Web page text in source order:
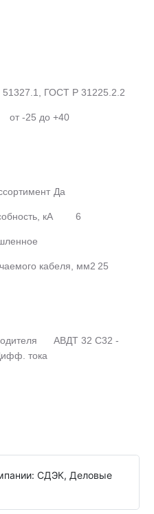
ГОСТ Р 31225.2.2
от -25 до +40
Да
кA 6
кабеля, мм2 25
АВДТ 32 C32 -
тока
СДЭК, Деловые